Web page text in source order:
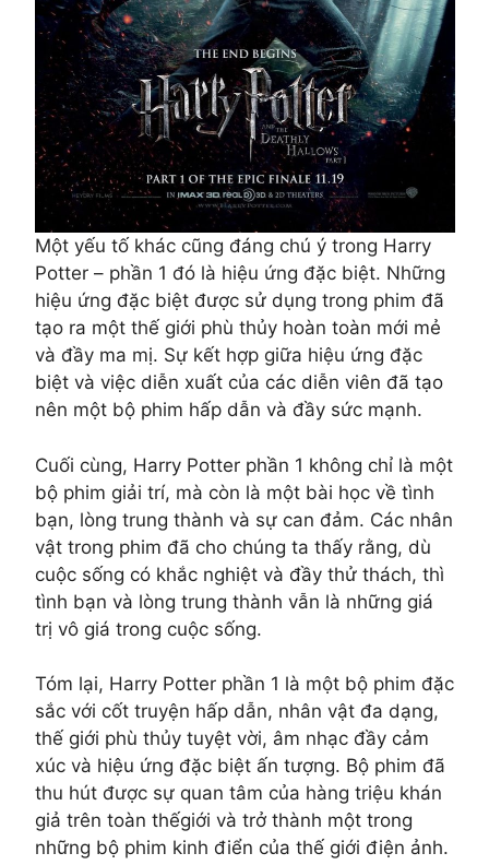
Một yếu tố khác cũng đáng chú ý trong Harry
Potter – phần 1 đó là hiệu ứng đặc biệt. Những
hiệu ứng đặc biệt được sử dụng trong phim đã
tạo ra một thế giới phù thủy hoàn toàn mới mẻ
và đầy ma mị. Sự kết hợp giữa hiệu ứng đặc
biệt và việc diễn xuất của các diễn viên đã tạo
nên một bộ phim hấp dẫn và đầy sức mạnh.
Cuối cùng, Harry Potter phần 1 không chỉ là một
bộ phim giải trí, mà còn là một bài học về tình
bạn, lòng trung thành và sự can đảm. Các nhân
vật trong phim đã cho chúng ta thấy rằng, dù
cuộc sống có khắc nghiệt và đầy thử thách, thì
tình bạn và lòng trung thành vẫn là những giá
trị vô giá trong cuộc sống.
Tóm lại, Harry Potter phần 1 là một bộ phim đặc
sắc với cốt truyện hấp dẫn, nhân vật đa dạng,
thế giới phù thủy tuyệt vời, âm nhạc đầy cảm
xúc và hiệu ứng đặc biệt ấn tượng. Bộ phim đã
thu hút được sự quan tâm của hàng triệu khán
giả trên toàn thếgiới và trở thành một trong
những bộ phim kinh điển của thế giới điện ảnh.